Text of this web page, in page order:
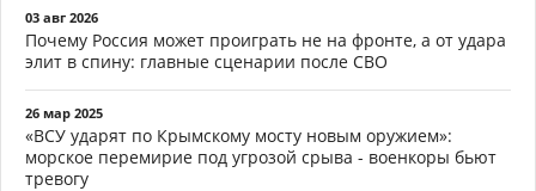
03 авг 2026
Почему Россия может проиграть не на фронте, а от удара
элит в спину: главные сценарии после СВО
26 мар 2025
«ВСУ ударят по Крымскому мосту новым оружием»:
морское перемирие под угрозой срыва - военкоры бьют
тревогу